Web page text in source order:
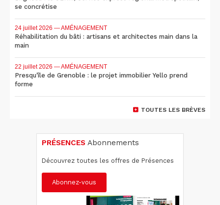
se concrétise
24 juillet 2026 — AMÉNAGEMENT
Réhabilitation du bâti : artisans et architectes main dans la
main
22 juillet 2026 — AMÉNAGEMENT
Presqu'île de Grenoble : le projet immobilier Yello prend
forme
TOUTES LES BRÈVES
PRÉSENCES Abonnements
Découvrez toutes les offres de Présences
Abonnez-vous